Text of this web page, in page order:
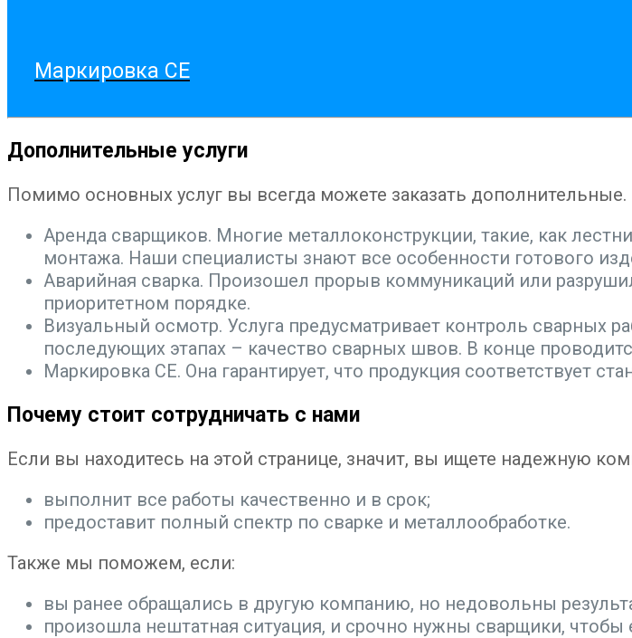
Маркировка CE
Дополнительные услуги
Помимо основных услуг вы всегда можете заказать дополнительные.
Аренда сварщиков. Многие металлоконструкции, такие, как
монтажа. Наши специалисты знают все особенности готового
Аварийная сварка. Произошел прорыв коммуникаций или
приоритетном порядке.
Визуальный осмотр. Услуга предусматривает контроль сварных
последующих этапах – качество сварных швов. В конце
Маркировка CE. Она гарантирует, что продукция соответствует
Почему стоит сотрудничать с нами
Если вы находитесь на этой странице, значит, вы ищете надежную
выполнит все работы качественно и в срок;
предоставит полный спектр по сварке и металлообработке.
Также мы поможем, если:
вы ранее обращались в другую компанию, но недовольны
произошла нештатная ситуация, и срочно нужны сварщики, чтобы